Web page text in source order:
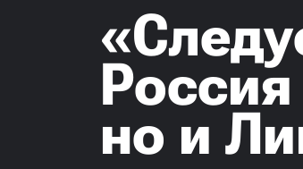
но и